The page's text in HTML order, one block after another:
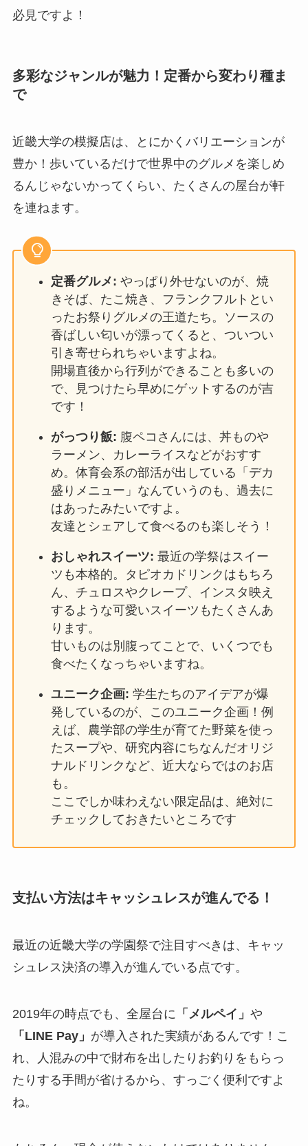
必見ですよ！
多彩なジャンルが魅力！定番から変わり種ま
で
近畿大学の模擬店は、とにかくバリエーションが
豊か！歩いているだけで世界中のグルメを楽しめ
るんじゃないかってくらい、たくさんの屋台が軒
を連ねます。
定番グルメ: やっぱり外せないのが、焼
きそば、たこ焼き、フランクフルトとい
ったお祭りグルメの王道たち。ソースの
香ばしい匂いが漂ってくると、ついつい
引き寄せられちゃいますよね。
開場直後から行列ができることも多いの
で、見つけたら早めにゲットするのが吉
です！
がっつり飯: 腹ペコさんには、丼ものや
ラーメン、カレーライスなどがおすす
め。体育会系の部活が出している「デカ
盛りメニュー」なんていうのも、過去に
はあったみたいですよ。
友達とシェアして食べるのも楽しそう！
おしゃれスイーツ: 最近の学祭はスイー
ツも本格的。タピオカドリンクはもちろ
ん、チュロスやクレープ、インスタ映え
するような可愛いスイーツもたくさんあ
ります。
甘いものは別腹ってことで、いくつでも
食べたくなっちゃいますね。
ユニーク企画: 学生たちのアイデアが爆
発しているのが、このユニーク企画！例
えば、農学部の学生が育てた野菜を使っ
たスープや、研究内容にちなんだオリジ
ナルドリンクなど、近大ならではのお店
も。
ここでしか味わえない限定品は、絶対に
チェックしておきたいところです
支払い方法はキャッシュレスが進んでる！
最近の近畿大学の学園祭で注目すべきは、キャッ
シュレス決済の導入が進んでいる点です。
2019年の時点でも、全屋台に 「メルペイ」 や
「LINE Pay」 が導入された実績があるんです！こ
れ、人混みの中で財布を出したりお釣りをもらっ
たりする手間が省けるから、すっごく便利ですよ
ね。